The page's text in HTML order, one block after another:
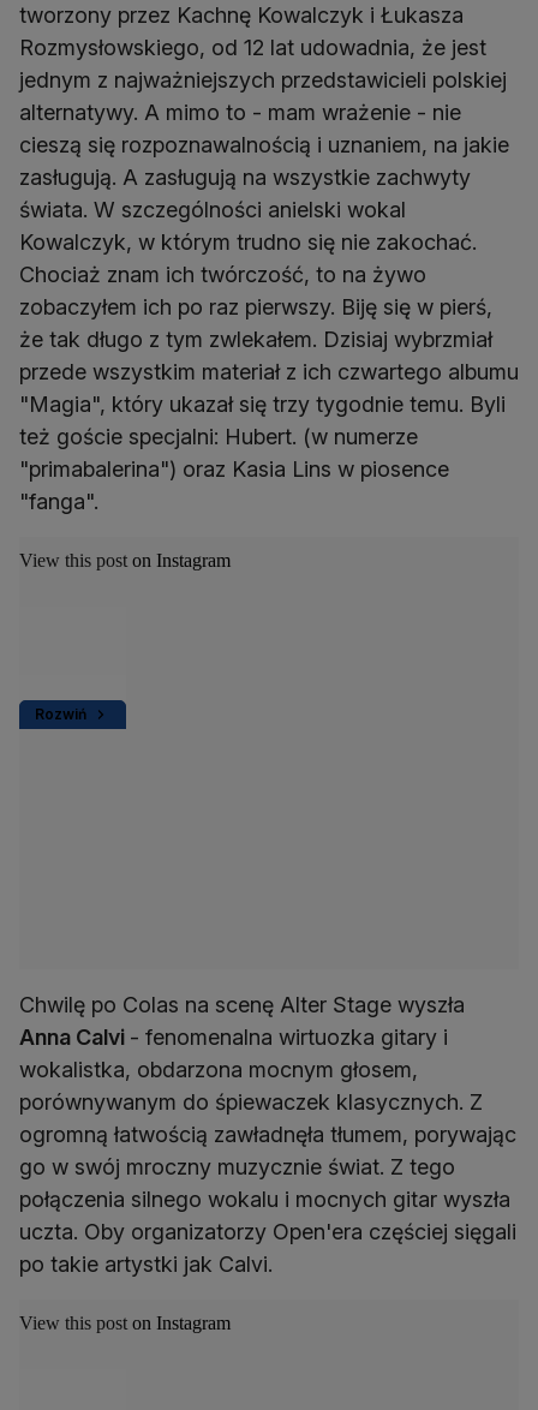
tworzony przez Kachnę Kowalczyk i Łukasza
Rozmysłowskiego, od 12 lat udowadnia, że jest
jednym z najważniejszych przedstawicieli polskiej
alternatywy. A mimo to - mam wrażenie - nie
cieszą się rozpoznawalnością i uznaniem, na jakie
zasługują. A zasługują na wszystkie zachwyty
świata. W szczególności anielski wokal
Kowalczyk, w którym trudno się nie zakochać.
Chociaż znam ich twórczość, to na żywo
zobaczyłem ich po raz pierwszy. Biję się w pierś,
że tak długo z tym zwlekałem. Dzisiaj wybrzmiał
przede wszystkim materiał z ich czwartego albumu
"Magia", który ukazał się trzy tygodnie temu. Byli
też goście specjalni: Hubert. (w numerze
"primabalerina") oraz Kasia Lins w piosence
"fanga".
Rozwiń
View this post on Instagram
Chwilę po Colas na scenę Alter Stage wyszła
Anna Calvi - fenomenalna wirtuozka gitary i
wokalistka, obdarzona mocnym głosem,
porównywanym do śpiewaczek klasycznych. Z
ogromną łatwością zawładnęła tłumem, porywając
go w swój mroczny muzycznie świat. Z tego
połączenia silnego wokalu i mocnych gitar wyszła
uczta. Oby organizatorzy Open'era częściej sięgali
po takie artystki jak Calvi.
View this post on Instagram